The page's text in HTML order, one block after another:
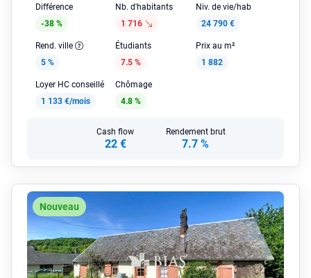
Différence
-38 %
Nb. d'habitants
1 716
Niv. de vie/hab
24 790 €
Rend. ville
5 %
Étudiants
7.5 %
Prix au m²
1 882
Loyer HC conseillé
1 133 €/mois
Chômage
4.8 %
Cash flow
22 €
Rendement brut
7.7 %
Nouveau